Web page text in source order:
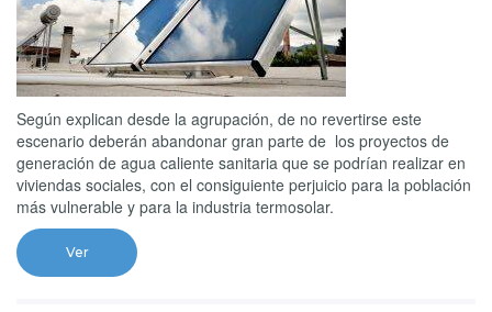
Según explican desde la agrupación, de no revertirse este
escenario deberán abandonar gran parte de los proyectos de
generación de agua caliente sanitaria que se podrían realizar en
viviendas sociales, con el consiguiente perjuicio para la población
más vulnerable y para la industria termosolar.
Ver